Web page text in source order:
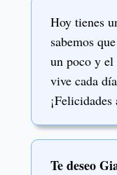
Hoy tienes
sabemos
un poco y el
vive cada
Te deseo